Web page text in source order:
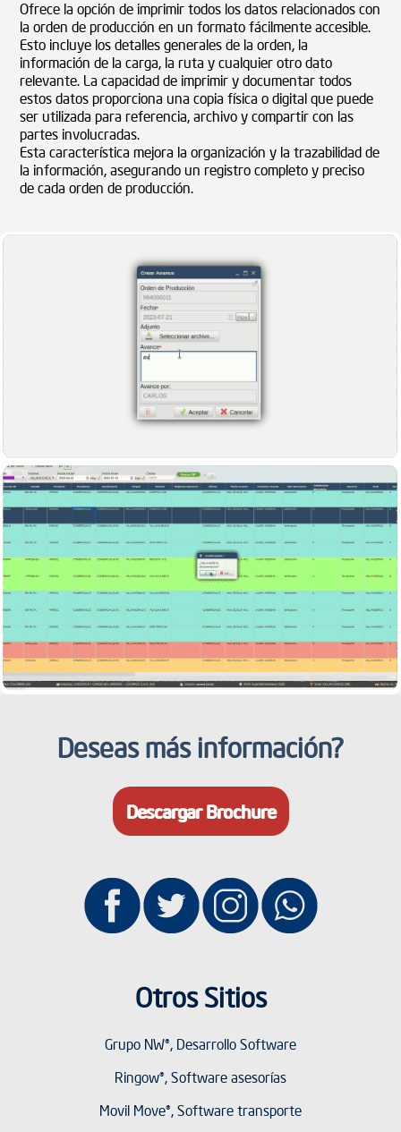
Ofrece la opción de imprimir todos los datos relacionados con
la orden de producción en un formato fácilmente accesible.
Esto incluye los detalles generales de la orden, la
información de la carga, la ruta y cualquier otro dato
relevante. La capacidad de imprimir y documentar todos
estos datos proporciona una copia física o digital que puede
ser utilizada para referencia, archivo y compartir con las
partes involucradas.
Esta característica mejora la organización y la trazabilidad de
la información, asegurando un registro completo y preciso
de cada orden de producción.
Deseas más información?
Descargar Brochure
Otros Sitios
Grupo NW®, Desarrollo Software
Ringow®, Software asesorías
Movil Move®, Software transporte